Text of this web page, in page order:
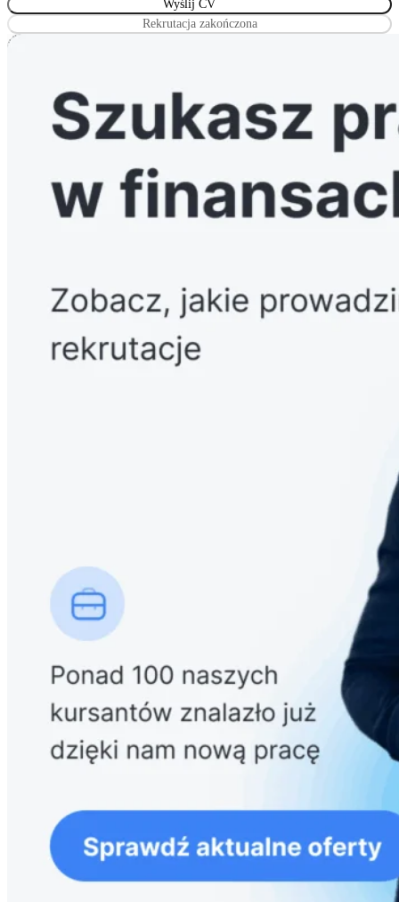
stowarzyszeń, innych organizacji społecznych i zawodowych
Rekrutacja zakończona